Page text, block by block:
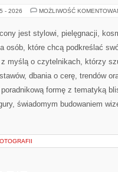
- 2026 MOŻLIWOŚĆ
jest stylowi, pielęgnacji,
osób, które chcą podkreślać
myślą o czytelnikach, którzy
dbania o cerę, trendów
formę z tematyką
świadomym budowaniem